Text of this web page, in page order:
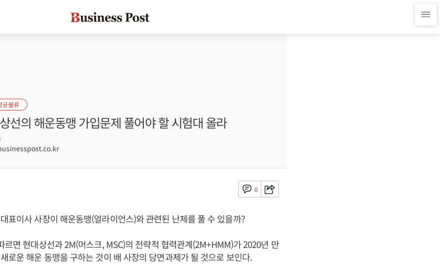
공·물류
선의 해운동맹 가입문제 풀어야 할 시험대 올라
0
표이사 사장이 해운동맹(얼라이언스)와 관련된 난제를 풀 수 있을까?
르면 현대상선과 2M(머스크, MSC)의 전략적 협력관계(2M+HMM)가 2020년 만
로운 해운 동맹을 구하는 것이 배 사장의 당면과제가 될 것으로 보인다.